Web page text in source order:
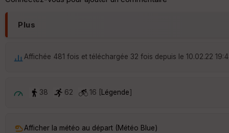
Plus
Affichée 481 fois et téléchargée 32 fois depuis le 10.02.22
38 62 16 [ Légende]
Afficher la météo au départ (Météo Blue)